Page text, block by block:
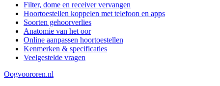
Filter, dome en receiver vervangen
Hoortoestellen koppelen met telefoon en apps
Soorten gehoorverlies
Anatomie van het oor
Online aanpassen hoortoestellen
Kenmerken & specificaties
Veelgestelde vragen
Oogvoororen.nl